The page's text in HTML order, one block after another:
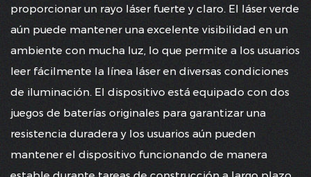
proporcionar un rayo láser fuerte y claro. El láser verde
aún puede mantener una excelente visibilidad en un
ambiente con mucha luz, lo que permite a los usuarios
leer fácilmente la línea láser en diversas condiciones
de iluminación. El dispositivo está equipado con dos
juegos de baterías originales para garantizar una
resistencia duradera y los usuarios aún pueden
mantener el dispositivo funcionando de manera